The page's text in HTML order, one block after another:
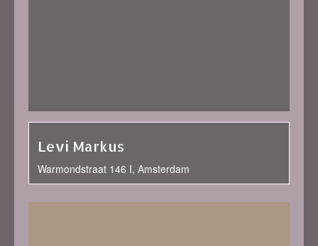
Levi Markus
Warmondstraat 146 I, Amsterdam